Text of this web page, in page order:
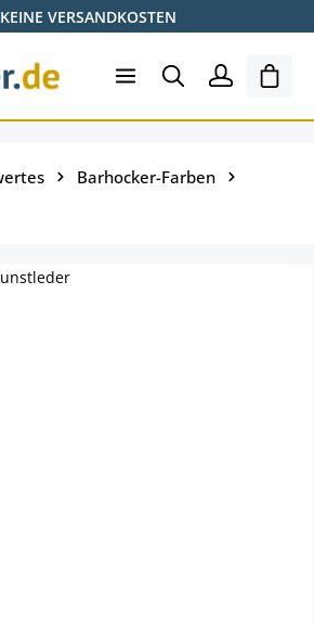
KEINE VERSANDKOSTEN
Barhocker-Farben